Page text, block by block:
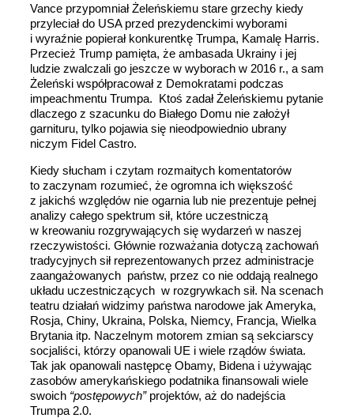
Vance przypomniał Żeleńskiemu stare grzechy kiedy
przyleciał do USA przed prezydenckimi wyborami
i wyraźnie popierał konkurentkę Trumpa, Kamalę Harris.
Przecież Trump pamięta, że ambasada Ukrainy i jej
ludzie zwalczali go jeszcze w wyborach w 2016 r., a sam
Żeleński współpracował z Demokratami podczas
impeachmentu Trumpa. Ktoś zadał Żeleńskiemu pytanie
dlaczego z szacunku do Białego Domu nie założył
garnituru, tylko pojawia się nieodpowiednio ubrany
niczym Fidel Castro.
Kiedy słucham i czytam rozmaitych komentatorów
to zaczynam rozumieć, że ogromna ich większość
z jakichś względów nie ogarnia lub nie prezentuje pełnej
analizy całego spektrum sił, które uczestniczą
w kreowaniu rozgrywających się wydarzeń w naszej
rzeczywistości. Głównie rozważania dotyczą zachowań
tradycyjnych sił reprezentowanych przez administracje
zaangażowanych państw, przez co nie oddają realnego
układu uczestniczących w rozgrywkach sił. Na scenach
teatru działań widzimy państwa narodowe jak Ameryka,
Rosja, Chiny, Ukraina, Polska, Niemcy, Francja, Wielka
Brytania itp. Naczelnym motorem zmian są sekciarscy
socjaliści, którzy opanowali UE i wiele rządów świata.
Tak jak opanowali następcę Obamy, Bidena i używając
zasobów amerykańskiego podatnika finansowali wiele
swoich “postępowych”projektów, aż do nadejścia
Trumpa 2.0.